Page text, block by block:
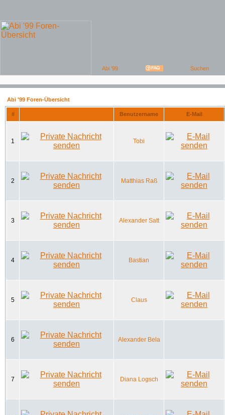
Abi '99 Foren-Übersicht
# Benutzername E-Mail
1 Tobi
2 Matthias Raß
3 Alexander Satt
4 Bastian
5 Claus
6 Alexander Bela
7 Diana Logsch